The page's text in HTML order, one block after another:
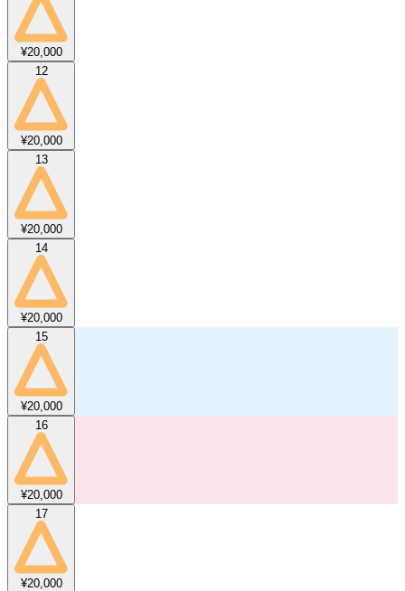
¥20,000
12
¥20,000
13
¥20,000
14
¥20,000
15
¥20,000
16
¥20,000
17
¥20,000